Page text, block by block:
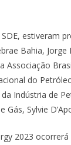
estiveram
Bahia,
Associação
do
Indústria de
Gás, Sylvie
2023